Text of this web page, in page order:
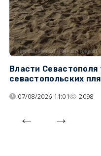
Власти
севастопольских
07/08/2026 11:01 2098